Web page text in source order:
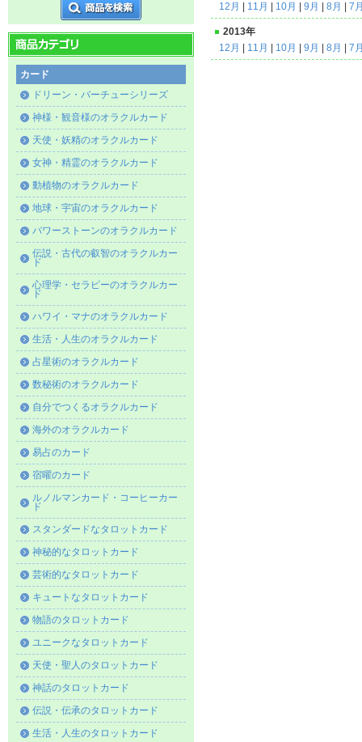
カード
ドリーン・バーチューシリーズ
神様・観音様のオラクルカード
天使・妖精のオラクルカード
女神・精霊のオラクルカード
動植物のオラクルカード
地球・宇宙のオラクルカード
パワーストーンのオラクルカード
伝説・古代の叡智のオラクルカー
ド
心理学・セラピーのオラクルカー
ド
ハワイ・マナのオラクルカード
生活・人生のオラクルカード
占星術のオラクルカード
数秘術のオラクルカード
自分でつくるオラクルカード
海外のオラクルカード
易占のカード
宿曜のカード
ルノルマンカード・コーヒーカー
ド
スタンダードなタロットカード
神秘的なタロットカード
芸術的なタロットカード
キュートなタロットカード
物語のタロットカード
ユニークなタロットカード
天使・聖人のタロットカード
神話のタロットカード
伝説・伝承のタロットカード
生活・人生のタロットカード
12月
11月 10月 9月 8月 7
2013年
12月
11月 10月 9月 8月 7